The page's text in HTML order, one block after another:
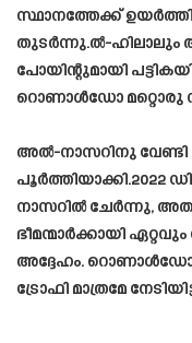
സ്ഥാനത്തേക്ക്
തുടർന്നു.ൽ-ഹിലാലും
പോയിന്റുമായി
റൊണാൾഡോ മറ്റൊരു
അൽ-നാസറിനു വേണ്ടി
നാസറിൽ ചേർന്നു,
ഭീമന്മാർക്കായി
അദ്ദേഹം.
ട്രോഫി മാത്രമേ